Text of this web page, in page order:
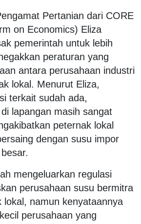
Pertanian dari CORE
on Economics) Eliza
pemerintah untuk lebih
peraturan yang
antara perusahaan industri
lokal. Menurut Eliza,
terkait sudah ada,
lapangan masih sangat
peternak lokal
dengan susu impor
mengeluarkan regulasi
perusahaan susu bermitra
lokal, namun kenyataannya
perusahaan yang